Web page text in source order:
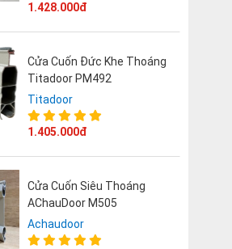
1.428.000đ
Cửa Cuốn Đức Khe Thoáng
Titadoor PM492
Titadoor
1.405.000đ
Cửa Cuốn Siêu Thoáng
AChauDoor M505
Achaudoor